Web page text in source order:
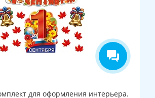
для оформления интерьера.